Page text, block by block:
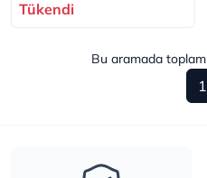
Tükendi
Bu aramada toplam
1